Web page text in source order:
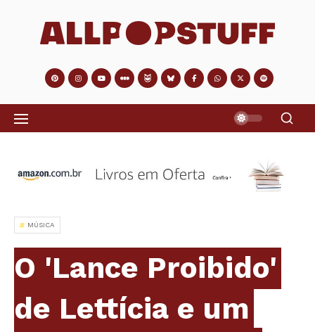
MÚSICA
O 'Lance Proibido'
de Lettícia e um